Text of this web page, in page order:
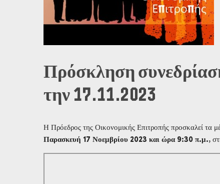
Πρόσκληση
την 17.11.2023
Η Πρόεδρος της Οικονομικής Επιτροπής προσκαλεί τα
Παρασκευή 17 Νοεμβρίου 2023 και ώρα 9:30 π.μ.,